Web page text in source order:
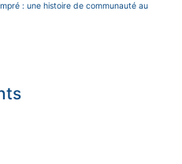
: une histoire de communauté au